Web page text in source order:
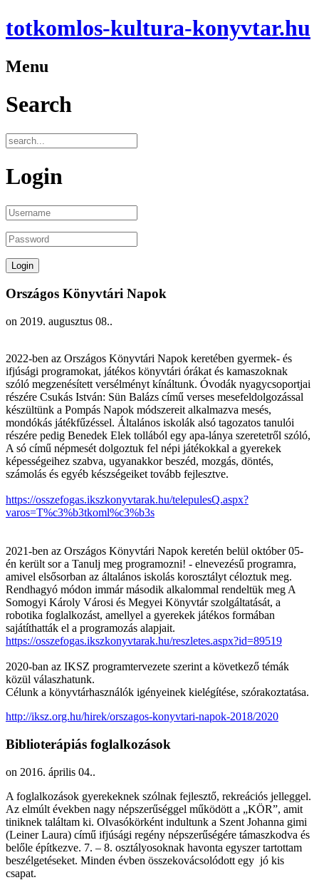
totkomlos-kultura-konyvtar.hu
Menu
Search
Login
Országos Könyvtári Napok
on 2019. augusztus 08..
2022-ben az Országos Könyvtári Napok keretében gyermek- és
ifjúsági programokat, játékos könyvtári órákat és kamaszoknak
szóló megzenésített versélményt kínáltunk. Óvodák nyagycsoportjai
részére Csukás István: Sün Balázs című verses mesefeldolgozással
készültünk a Pompás Napok módszereit alkalmazva mesés,
mondókás játékfűzéssel. Általános iskolák alsó tagozatos tanulói
részére pedig Benedek Elek tollából egy apa-lánya szeretetről szóló,
A só című népmesét dolgoztuk fel népi játékokkal a gyerekek
képességeihez szabva, ugyanakkor beszéd, mozgás, döntés,
számolás és egyéb készségeiket tovább fejlesztve.
https://osszefogas.ikszkonyvtarak.hu/telepulesQ.aspx?
varos=T%c3%b3tkoml%c3%b3s
2021-ben az Országos Könyvtári Napok keretén belül október 05-
én került sor a Tanulj meg programozni! - elnevezésű programra,
amivel elsősorban az általános iskolás korosztályt céloztuk meg.
Rendhagyó módon immár második alkalommal rendeltük meg A
Somogyi Károly Városi és Megyei Könyvtár szolgáltatását, a
robotika foglalkozást, amellyel a gyerekek játékos formában
sajátíthatták el a programozás alapjait.
https://osszefogas.ikszkonyvtarak.hu/reszletes.aspx?id=89519
2020-ban az IKSZ programtervezete szerint a következő témák
közül válaszhatunk.
Célunk a könyvtárhasználók igényeinek kielégítése, szórakoztatása.
http://iksz.org.hu/hirek/orszagos-konyvtari-napok-2018/2020
Biblioterápiás foglalkozások
on 2016. április 04..
A foglalkozások gyerekeknek szólnak fejlesztő, rekreációs jelleggel.
Az elmúlt években nagy népszerűséggel működött a „KÖR”, amit
tiniknek találtam ki. Olvasókörként indultunk a Szent Johanna gimi
(Leiner Laura) című ifjúsági regény népszerűségére támaszkodva és
belőle építkezve. 7. – 8. osztályosoknak havonta egyszer tartottam
beszélgetéseket. Minden évben összekovácsolódott egy jó kis
csapat.